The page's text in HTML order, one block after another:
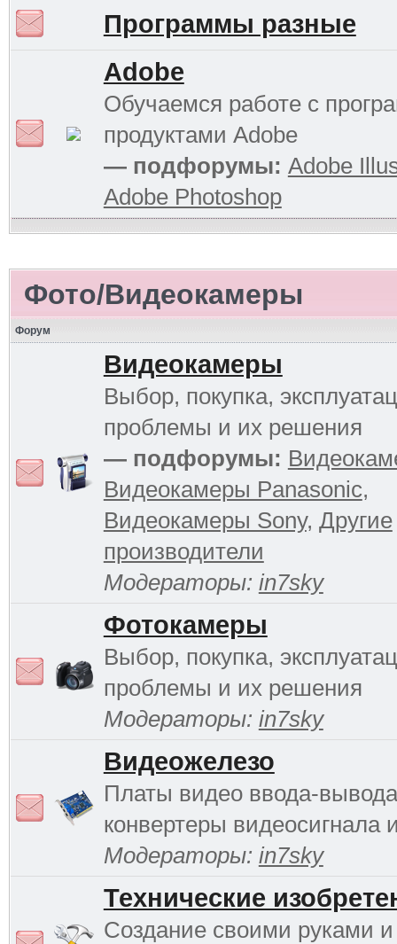
Программы разные
Adobe
Обучаемся работе с
продуктами Adobe
— подфорумы: Adobe
Adobe Photoshop
Фото/Видеокамеры
Форум
Видеокамеры
Выбор, покупка,
проблемы и их решения
— подфорумы:
Видеокамеры Panasonic,
Видеокамеры Sony, Другие
производители
Модераторы: in7sky
Фотокамеры
Выбор, покупка,
проблемы и их решения
Модераторы: in7sky
Видеожелезо
Платы видео ввода-
конвертеры видеосигнала
Модераторы: in7sky
Технические
Создание своими руками и